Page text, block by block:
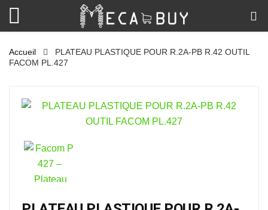
Accueil
PLATEAU PLASTIQUE POUR R.2A-PB R.42 OUTIL
FACOM PL.427